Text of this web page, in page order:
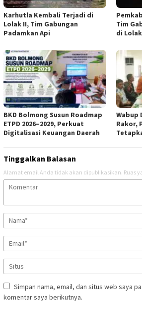
Karhutla Kembali Terjadi di
Lolak II, Tim Gabungan
Padamkan Api
Tim
di Lolak
BKD Bolmong Susun Roadmap
ETPD 2026–2029, Perkuat
Digitalisasi Keuangan Daerah
Wabup
Rakor,
Tinggalkan Balasan
Alamat email Anda tidak akan dipublikasikan. Ruas
Simpan nama, email, dan situs web saya
komentar saya berikutnya.